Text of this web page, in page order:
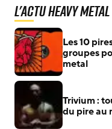
L'actu Heavy Metal
Les 10
groupes
metal
Trivium :
du pire au